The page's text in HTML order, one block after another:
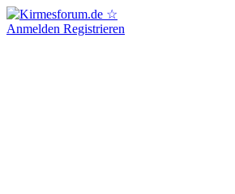
Anmelden Registrieren